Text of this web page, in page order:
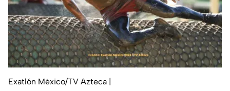
Exatlón México/TV Azteca